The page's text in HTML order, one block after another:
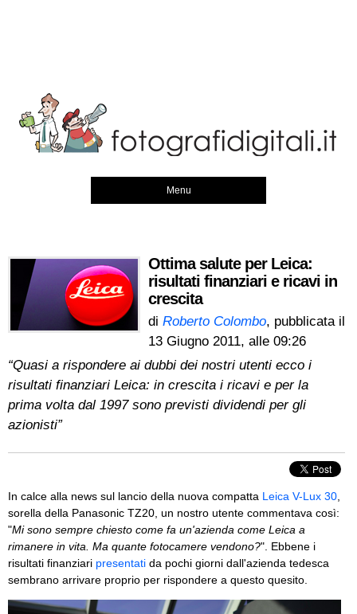
Menu
Ottima salute per Leica:
risultati finanziari e ricavi in
crescita
di Roberto Colombo, pubblicata il
13 Giugno 2011, alle 09:26
“Quasi a rispondere ai dubbi dei nostri utenti ecco i
risultati finanziari Leica: in crescita i ricavi e per la
prima volta dal 1997 sono previsti dividendi per gli
azionisti”
In calce alla news sul lancio della nuova compatta Leica V-Lux 30
sorella della Panasonic TZ20, un nostro utente commentava così:
"Mi sono sempre chiesto come fa un'azienda come Leica a
rimanere in vita. Ma quante fotocamere vendono?". Ebbene i
risultati finanziari presentati da pochi giorni dall'azienda tedesca
sembrano arrivare proprio per rispondere a questo quesito.